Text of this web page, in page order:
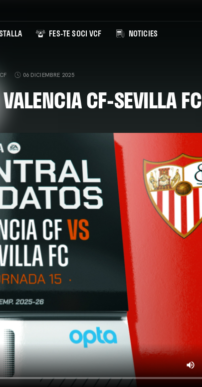
FES-TE SOCI VCF NOTICIES
06 DICIEMBRE 2025
CF-SEVILLA FC